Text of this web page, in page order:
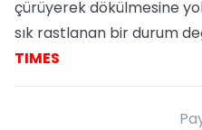
çürüyerek dökülmesine
sık rastlanan bir durum
TIMES